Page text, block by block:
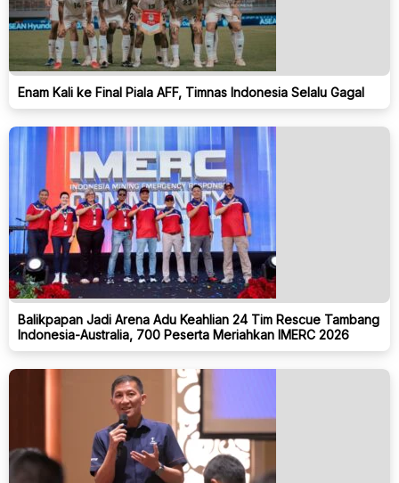
Enam Kali ke Final Piala AFF, Timnas Indonesia Selalu Gagal
Balikpapan Jadi Arena Adu Keahlian 24 Tim Rescue Tambang
Indonesia-Australia, 700 Peserta Meriahkan IMERC 2026